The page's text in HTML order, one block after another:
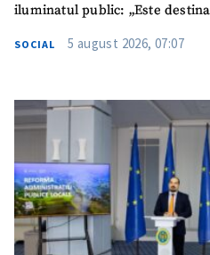
iluminatul public: „Este
SOCIAL 5 august 2026, 07:07